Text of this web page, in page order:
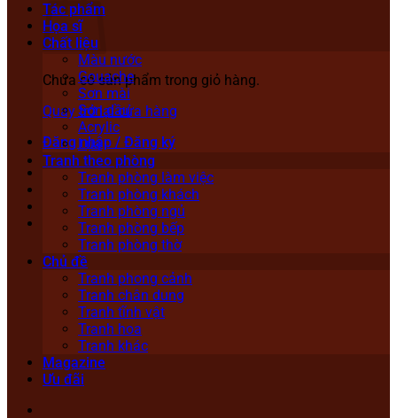
Chưa có sản phẩm trong giỏ hàng.
Quay trở lại cửa hàng
Đăng nhập / Đăng ký
Tác phẩm
Họa sĩ
Chất liệu
Màu nước
Gouache
Sơn mài
Sơn dầu
Acrylic
Lụa
Tranh theo phòng
Tranh phòng làm việc
Tranh phòng khách
Tranh phòng ngủ
Tranh phòng bếp
Tranh phòng thờ
Chủ đề
Tranh phong cảnh
Tranh chân dung
Tranh tĩnh vật
Tranh hoa
Tranh khác
Magazine
Ưu đãi